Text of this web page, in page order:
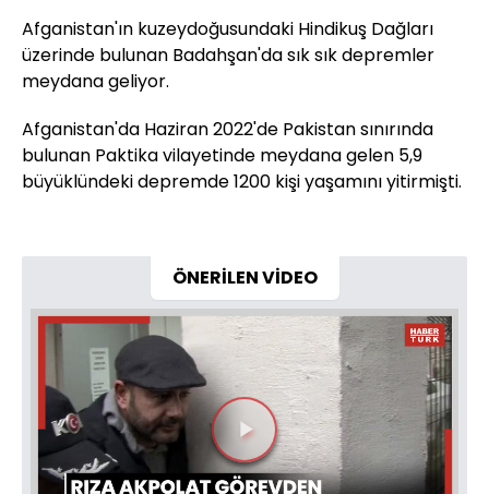
Afganistan'ın kuzeydoğusundaki Hindikuş Dağları
üzerinde bulunan Badahşan'da sık sık depremler
meydana geliyor.
Afganistan'da Haziran 2022'de Pakistan sınırında
bulunan Paktika vilayetinde meydana gelen 5,9
büyüklündeki depremde 1200 kişi yaşamını yitirmişti.
ÖNERİLEN VİDEO
Videoyu